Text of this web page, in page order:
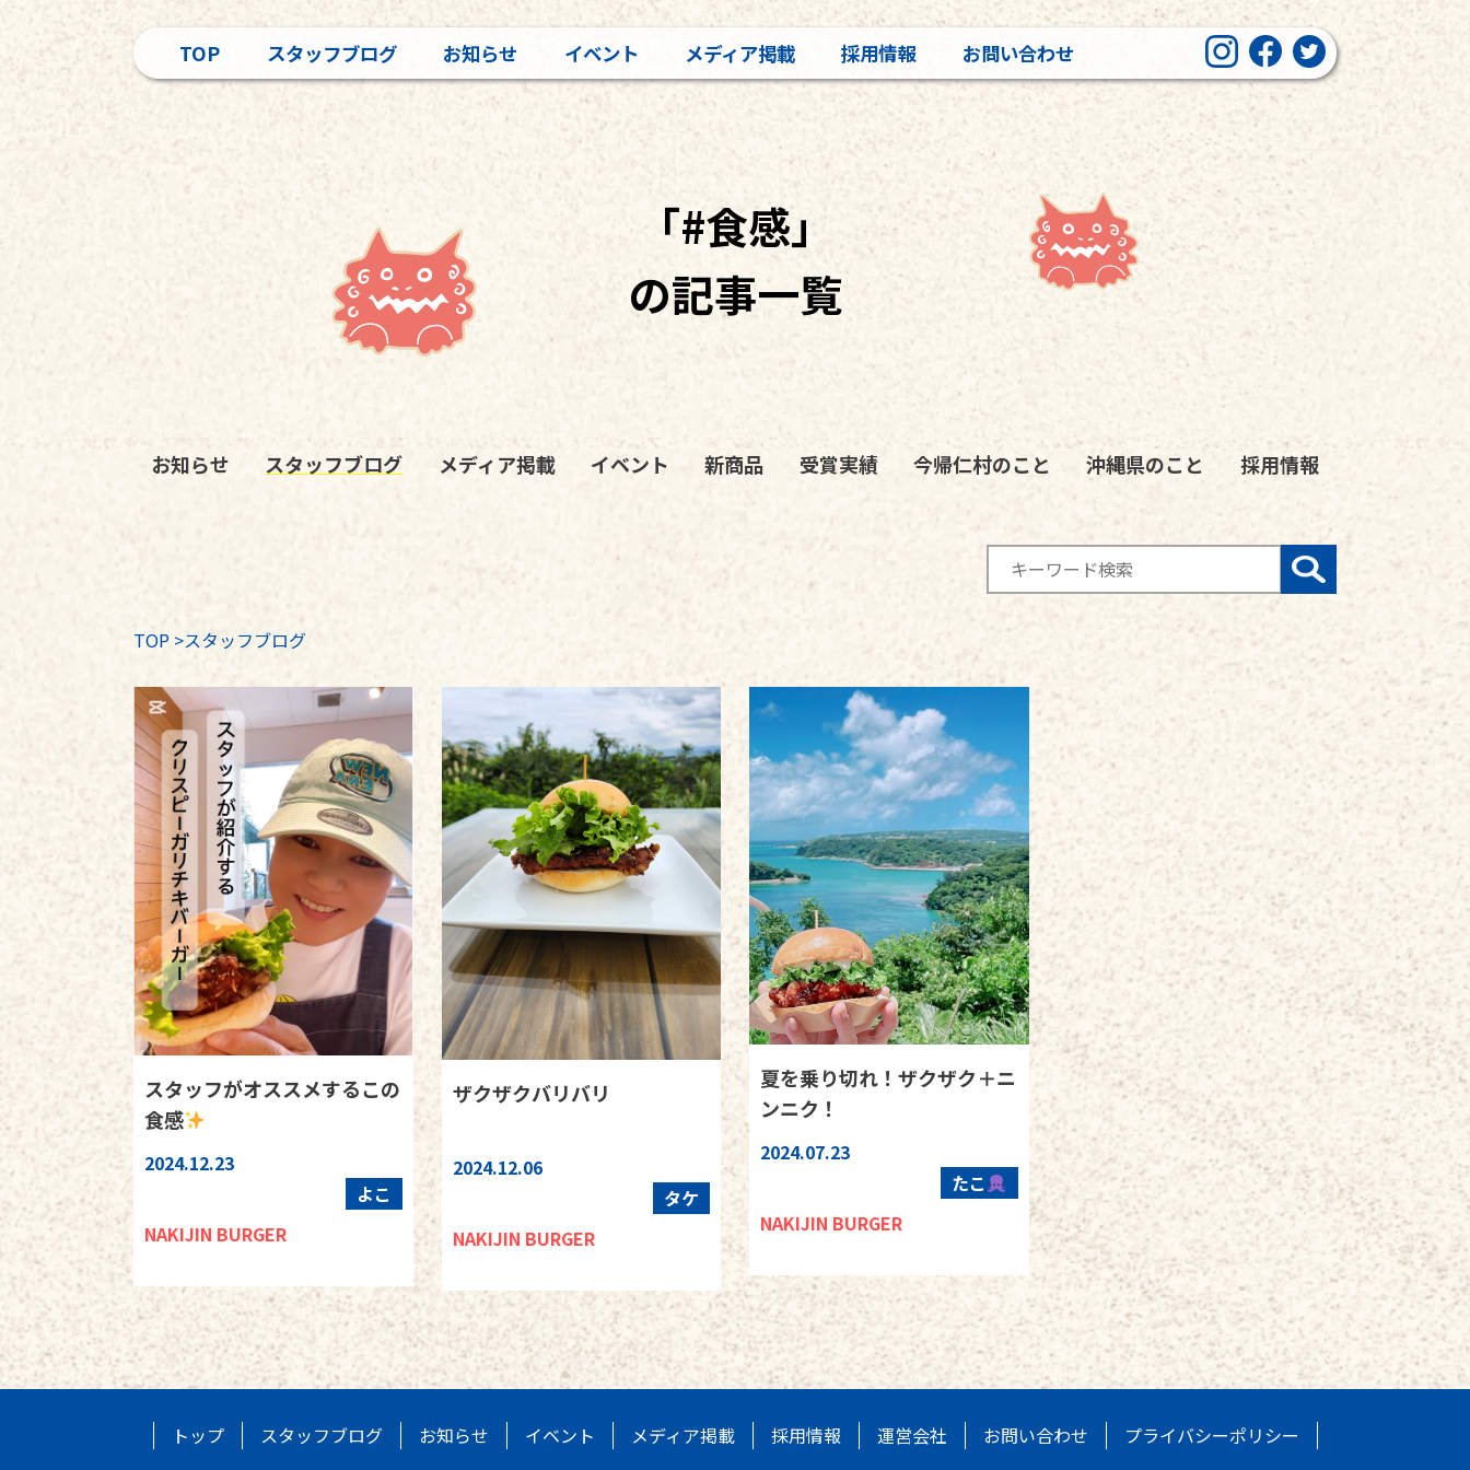
TOP スタッフブログ お知らせ イベント メディア掲載 採用情報 お問い合わせ
「#食感」
の記事一覧
お知らせ スタッフブログ メディア掲載 イベント 新商品 受賞実績 今帰仁村のこと 沖縄県のこと 採用情報
TOP >スタッフブログ
スタッフがオススメするこの
食感
2024.12.23
よこ
NAKIJIN BURGER
ザクザクバリバリ
2024.12.06
タケ
NAKIJIN BURGER
夏を乗り切れ！ザクザク＋ニ
ンニク！
2024.07.23
たこ
NAKIJIN BURGER
トップ スタッフブログ お知らせ イベント メディア掲載 採用情報 運営会社 お問い合わせ プライバシーポリシー